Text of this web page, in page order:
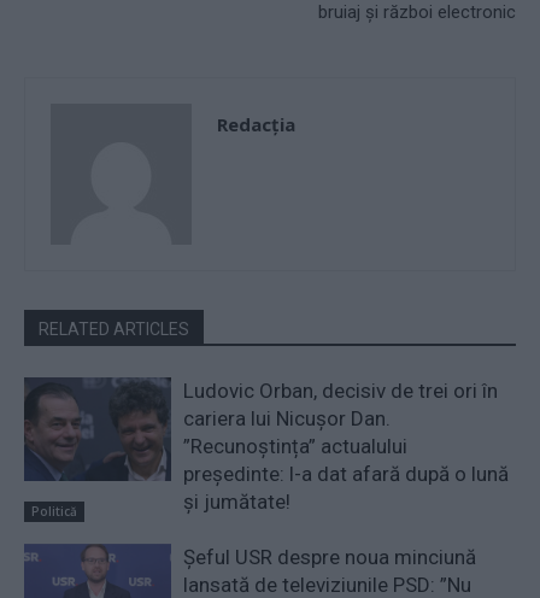
bruiaj și război electronic
Redacţia
RELATED ARTICLES
Politică
Ludovic Orban, decisiv de trei ori în
cariera lui Nicușor Dan.
”Recunoștința” actualului
președinte: l-a dat afară după o lună
și jumătate!
Șeful USR despre noua minciună
lansată de televiziunile PSD: ”Nu